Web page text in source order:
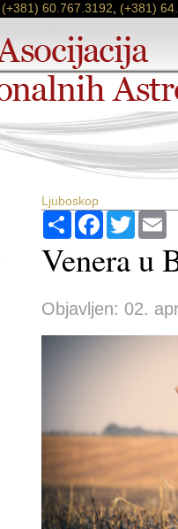
(+381) 60.767.3192 (+381)
Ljuboskop
PodijeliFacebook
Twitter
Venera u
Objavljen: 02.